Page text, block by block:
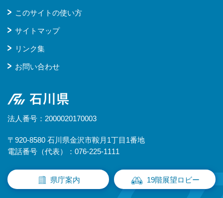
このサイトの使い方
サイトマップ
リンク集
お問い合わせ
石川県
法人番号：2000020170003
〒920-8580 石川県金沢市鞍月1丁目1番地
電話番号（代表）：076-225-1111
県庁案内 19階展望ロビー